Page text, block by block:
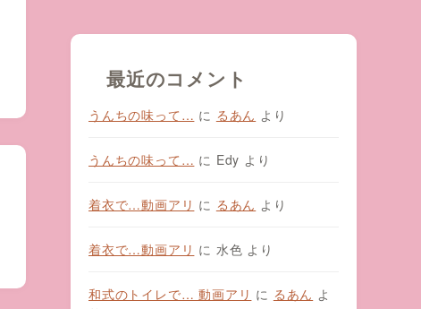
最近のコメント
うんちの味って… に るあん より
うんちの味って… に Edy より
着衣で…動画アリ に るあん より
着衣で…動画アリ に 水色 より
和式のトイレで… 動画アリ に るあん よ